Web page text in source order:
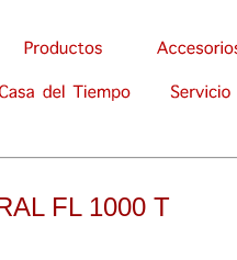
FL 1000 T